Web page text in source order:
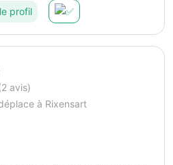
profil
avis)
à Rixensart